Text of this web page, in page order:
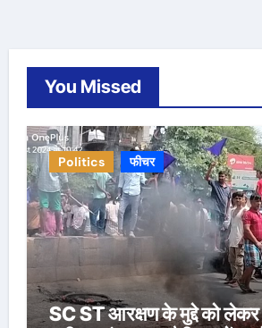
You Missed
Politics फीचर
SC ST आरक्षण के मुद्दे को लेकर